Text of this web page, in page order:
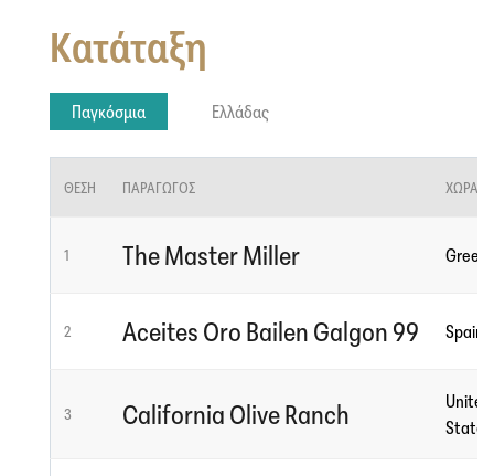
Κατάταξη
Παγκόσμια Ελλάδας
ΘΈΣΗ ΠΑΡΑΓΩΓΌΣ ΧΏΡΑ
1 The Master Miller
2 Aceites Oro Bailen Galgon 99 Spain
3 California Olive Ranch
United
States